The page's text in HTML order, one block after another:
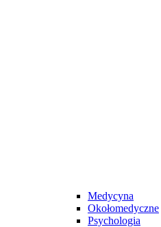
Medycyna
Okołomedyczne
Psychologia